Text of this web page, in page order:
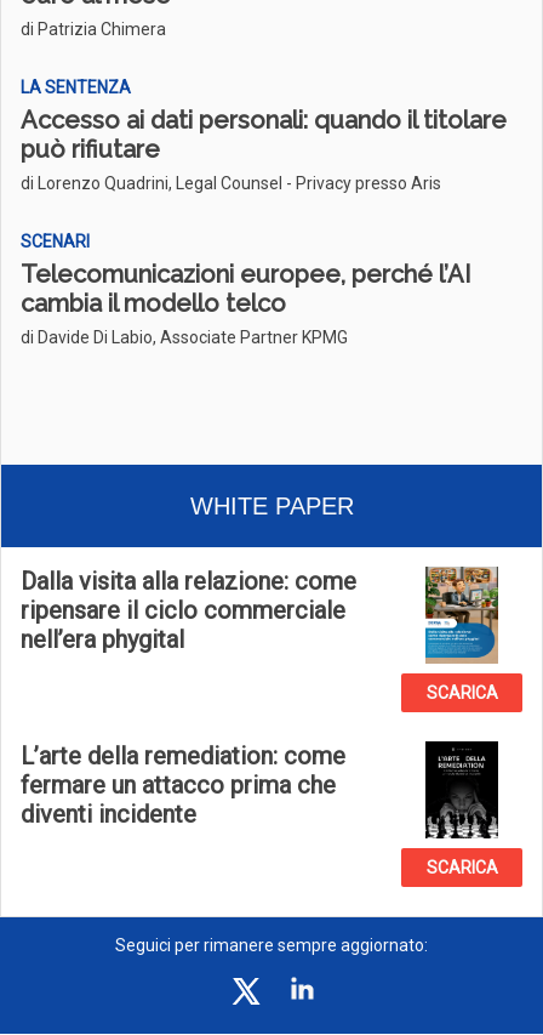
di Patrizia Chimera
LA SENTENZA
Accesso ai dati personali: quando il titolare
può rifiutare
di Lorenzo Quadrini, Legal Counsel - Privacy presso Aris
SCENARI
Telecomunicazioni europee, perché l’AI
cambia il modello telco
di Davide Di Labio, Associate Partner KPMG
WHITE PAPER
Dalla visita alla relazione: come
ripensare il ciclo commerciale
nell’era phygital
SCARICA
L’arte della remediation: come
fermare un attacco prima che
diventi incidente
SCARICA
Seguici per rimanere sempre aggiornato: